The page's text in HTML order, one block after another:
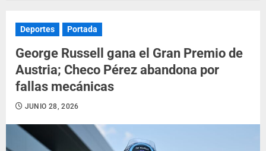
Deportes Portada
George Russell gana el Gran Premio de
Austria; Checo Pérez abandona por
fallas mecánicas
JUNIO 28, 2026